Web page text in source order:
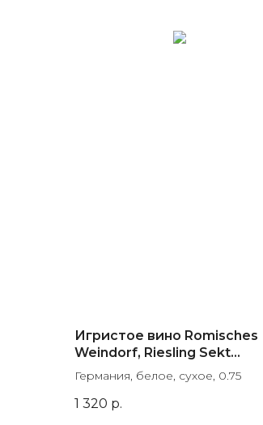
Игристое вино Romisches
Weindorf, Riesling Sekt
Tradition
Германия, белое, сухое, 0.75
1 320 р.